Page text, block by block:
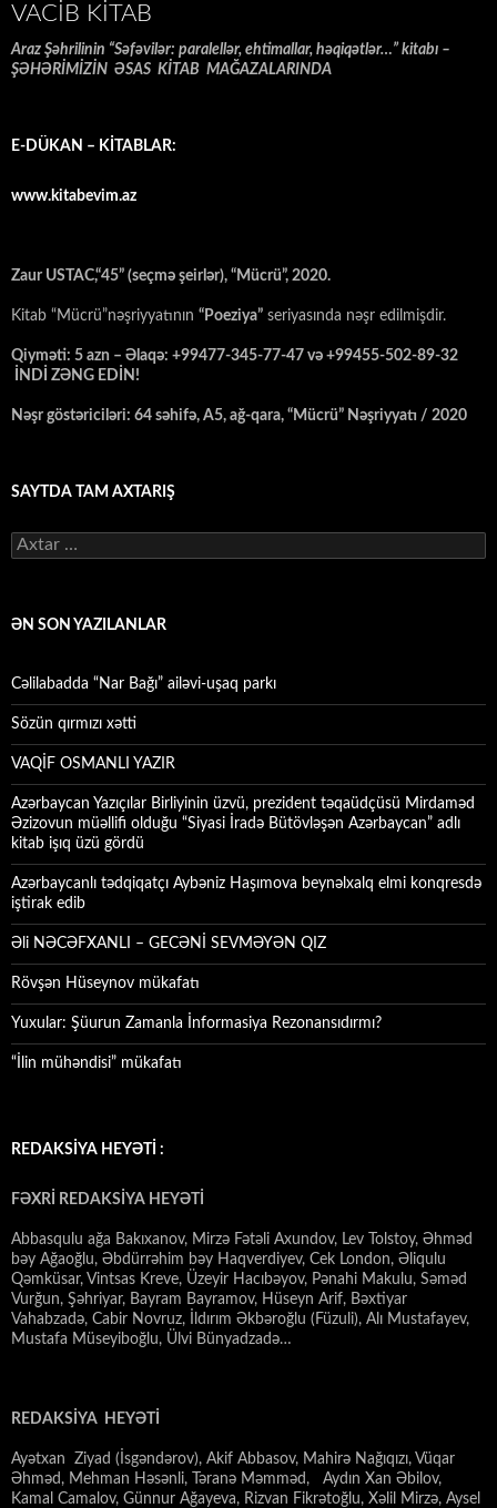
VACIB KITAB
Araz Şəhrilinin “Səfəvilər: paralellər, ehtimallar, həqiqətlər…” kitabı –
ŞƏHƏRİMİZİN ƏSAS KİTAB MAĞAZALARINDA
E-DÜKAN – KİTABLAR:
www.kitabevim.az
Zaur USTAC,“45” (seçmə şeirlər), “Mücrü”, 2020.
Kitab “Mücrü”nəşriyyatının “Poeziya” seriyasında nəşr edilmişdir.
Qiyməti: 5 azn – Əlaqə: +99477-345-77-47 və +99455-502-89-32
İNDİ ZƏNG EDİN!
Nəşr göstəriciləri: 64 səhifə, A5, ağ-qara, “Mücrü” Nəşriyyatı / 2020
SAYTDA TAM AXTARIŞ
Axtarış:
ƏN SON YAZILANLAR
Cəlilabadda “Nar Bağı” ailəvi-uşaq parkı
Sözün qırmızı xətti
VAQİF OSMANLI YAZIR
Azərbaycan Yazıçılar Birliyinin üzvü, prezident təqaüdçüsü Mirdaməd
Əzizovun müəllifi olduğu “Siyasi İradə Bütövləşən Azərbaycan” adlı
kitab işıq üzü gördü
Azərbaycanlı tədqiqatçı Aybəniz Haşımova beynəlxalq elmi konqresdə
iştirak edib
Əli NƏCƏFXANLI – GECƏNİ SEVMƏYƏN QIZ
Rövşən Hüseynov mükafatı
Yuxular: Şüurun Zamanla İnformasiya Rezonansıdırmı?
“İlin mühəndisi” mükafatı
REDAKSİYA HEYƏTİ :
FƏXRİ REDAKSİYA HEYƏTİ
Abbasqulu ağa Bakıxanov, Mirzə Fətəli Axundov, Lev Tolstoy, Əhməd
bəy Ağaoğlu, Əbdürrəhim bəy Haqverdiyev, Cek London, Əliqulu
Qəmküsar, Vintsas Kreve, Üzeyir Hacıbəyov, Pənahi Makulu, Səməd
Vurğun, Şəhriyar, Bayram Bayramov, Hüseyn Arif, Bəxtiyar
Vahabzadə, Cabir Novruz, İldırım Əkbəroğlu (Füzuli), Alı Mustafayev,
Mustafa Müseyiboğlu, Ülvi Bünyadzadə…
REDAKSİYA HEYƏTİ
Ayətxan Ziyad (İsgəndərov), Akif Abbasov, Mahirə Nağıqızı, Vüqar
Əhməd, Mehman Həsənli, Təranə Məmməd, Aydın Xan Əbilov,
Kamal Camalov, Günnur Ağayeva, Rizvan Fikrətoğlu, Xəlil Mirzə, Aysel